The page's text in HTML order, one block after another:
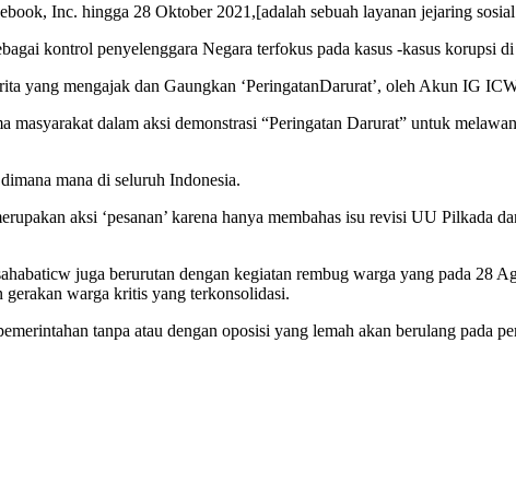
Inc. hingga 28 Oktober 2021,[adalah sebuah layanan jejaring
kontrol penyelenggara Negara terfokus pada kasus -kasus korupsi
yang mengajak dan Gaungkan ‘PeringatanDarurat’, oleh Akun IG
dalam aksi demonstrasi “Peringatan Darurat” untuk
mana di seluruh Indonesia.
aksi ‘pesanan’ karena hanya membahas isu revisi UU Pilkada
juga berurutan dengan kegiatan rembug warga yang pada 28
warga kritis yang terkonsolidasi.
tanpa atau dengan oposisi yang lemah akan berulang pada